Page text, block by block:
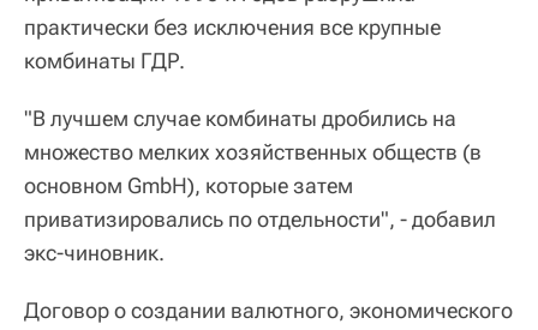
практически без исключения все крупные
комбинаты ГДР.
"В лучшем случае комбинаты дробились на
множество мелких хозяйственных обществ (в
основном GmbH), которые затем
приватизировались по отдельности", - добавил
экс-чиновник.
Договор о создании валютного, экономического